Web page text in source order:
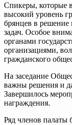
Спикеры, которые
высокий уровень
брянцев в
задач. Особое
органами
организациями,
гражданского
На заседание
важны решения и
Завершилось
награждения.
Ряд членов палаты